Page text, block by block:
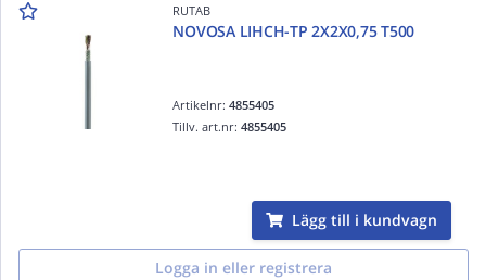
RUTAB
NOVOSA LIHCH-TP 2X2X0,75 T500
Artikelnr:4855405
Tillv. art.nr:4855405
Lägg till i kundvagn
Logga in eller registrera